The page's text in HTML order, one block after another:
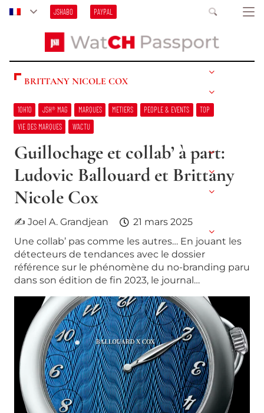
JSHABO PAYPAL
BRITTANY NICOLE COX
10H10 JSH® MAG MARQUES METIERS PEOPLE & EVENTS
TOP
VIE DES MARQUES
W’ACTU
Guillochage et collab’ à part:
Ludovic Ballouard et Brittany
Nicole Cox
✍ Joel A. Grandjean
21 mars 2025
Une collab’ pas comme les autres… En jouant les
détecteurs de tendances avec le dossier
référence sur le phénomène du no-branding paru
dans son édition de fin 2023, le journal…